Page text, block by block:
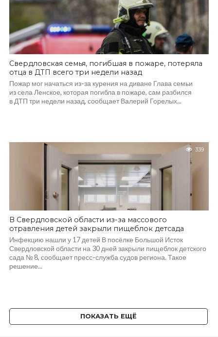
Свердловская семья, погибшая в пожаре, потеряла
отца в ДТП всего три недели назад
Пожар мог начаться из-за курения на диване Глава семьи
из села Ленское, которая погибла в пожаре, сам разбился
в ДТП три недели назад, сообщает Валерий Горелых...
339
В Свердловской области из-за массового
отравления детей закрыли пищеблок детсада
Инфекцию нашли у 17 детей В посёлке Большой Исток
Свердловской области на 30 дней закрыли пищеблок детского
сада № 8, сообщает пресс-служба судов региона. Такое
решение...
ПОКАЗАТЬ ЕЩЁ